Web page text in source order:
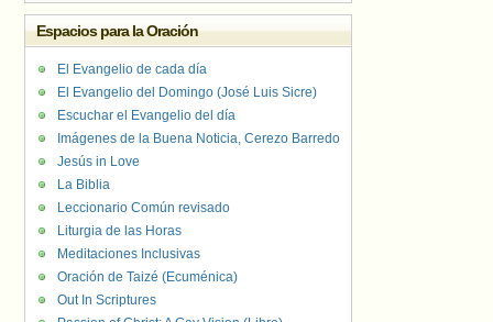
Espacios para la Oración
El Evangelio de cada día
El Evangelio del Domingo (José Luis Sicre)
Escuchar el Evangelio del día
Imágenes de la Buena Noticia, Cerezo Barredo
Jesús in Love
La Biblia
Leccionario Común revisado
Liturgia de las Horas
Meditaciones Inclusivas
Oración de Taizé (Ecuménica)
Out In Scriptures